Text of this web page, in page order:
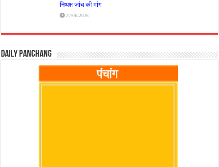
निष्पक्ष जांच की मांग
22/06/2026
Daily Panchang